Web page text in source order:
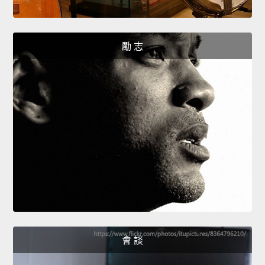
勵 志
會 談